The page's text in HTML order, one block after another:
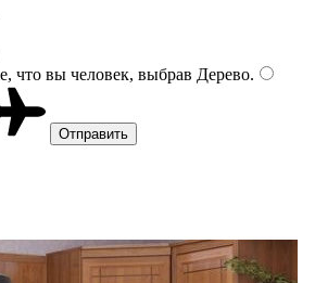
что вы человек, выбрав Дерево.